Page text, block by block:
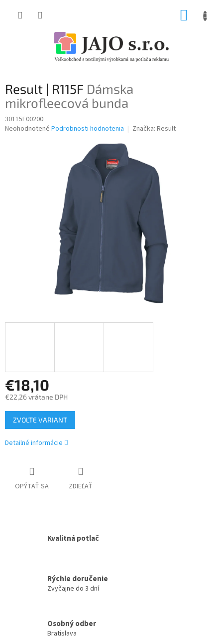
Result | R115F Dámska
mikrofleecová bunda
30115F00200
Priemerné
Neohodnotené Podrobnosti hodnotenia Značka: Result
€18,10
€22,26 vrátane DPH
Jednotková
cena:
ZVOĽTE VARIANT
Detailné informácie
OPÝTAŤ SA ZDIEĽAŤ
Kvalitná potlač
Rýchle doručenie
Zvyčajne do 3 dní
Osobný odber
Bratislava